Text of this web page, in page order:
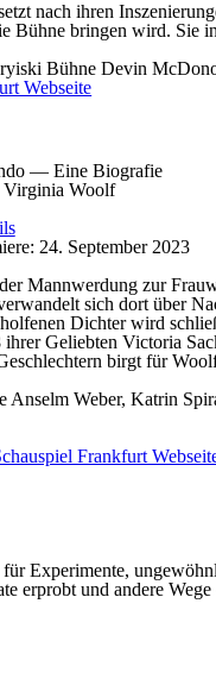
nach ihren
Bühne bringen wird. Sie
Bühne Devin
Webseite
— Eine Biografie
Virginia Woolf
24. September 2023
Mannwerdung zur
sich dort über
Dichter wird
ihrer Geliebten Victoria
birgt für
Anselm Weber, Katrin
Frankfurt
Experimente,
erprobt und andere